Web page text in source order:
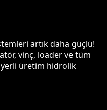
artık daha güçlü!
vinç, loader ve tüm
yerli üretim hidrolik